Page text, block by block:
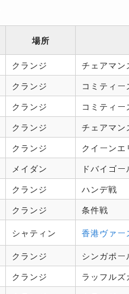
場所
クランジ チェアマン
クランジ コミティー
クランジ コミティー
クランジ チェアマン
クランジ クイーンエ
メイダン ドバイゴー
クランジ ハンデ戦
クランジ 条件戦
シャティン 香港ヴァー
クランジ シンガポー
クランジ ラッフルズ